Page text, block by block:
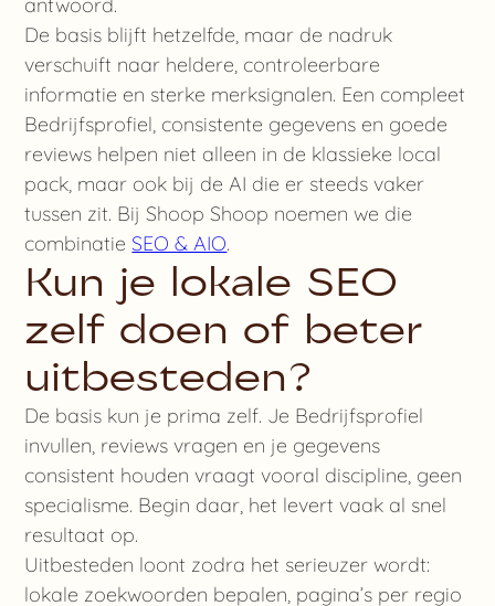
De basis blijft hetzelfde, maar de nadruk
verschuift naar heldere, controleerbare
informatie en sterke merksignalen. Een compleet
Bedrijfsprofiel, consistente gegevens en goede
reviews helpen niet alleen in de klassieke local
pack, maar ook bij de AI die er steeds vaker
tussen zit. Bij Shoop Shoop noemen we die
combinatieSEO & AIO.
Kun je lokale SEO
zelf doen of beter
uitbesteden?
De basis kun je prima zelf. Je Bedrijfsprofiel
invullen, reviews vragen en je gegevens
consistent houden vraagt vooral discipline, geen
specialisme. Begin daar, het levert vaak al snel
resultaat op.
Uitbesteden loont zodra het serieuzer wordt:
lokale zoekwoorden bepalen, pagina’s per regio